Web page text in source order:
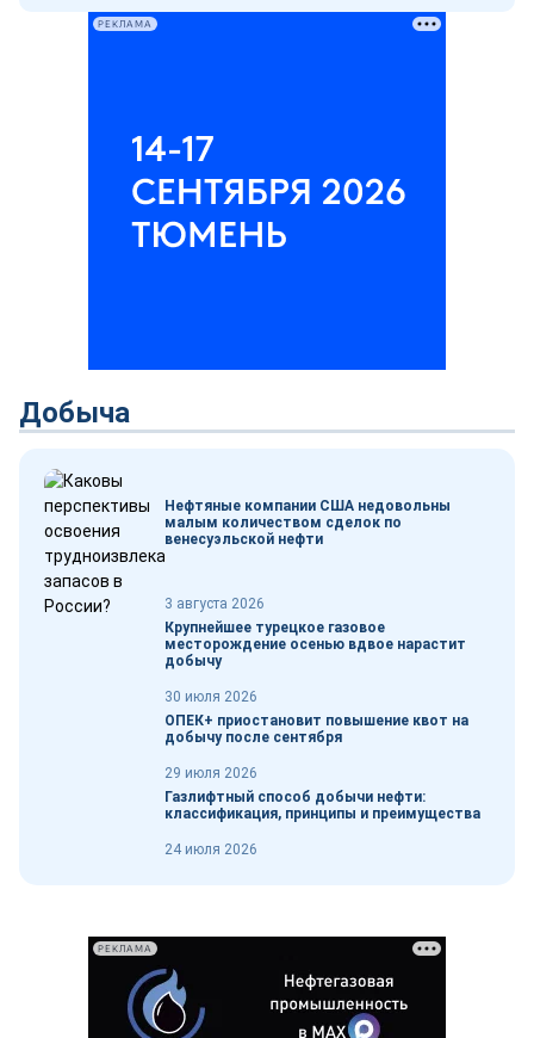
РЕКЛАМА
Добыча
Нефтяные компании США недовольны
малым количеством сделок по
венесуэльской нефти
3 августа 2026
Крупнейшее турецкое газовое
месторождение осенью вдвое нарастит
добычу
30 июля 2026
ОПЕК+ приостановит повышение квот на
добычу после сентября
29 июля 2026
Газлифтный способ добычи нефти:
классификация, принципы и преимущества
24 июля 2026
РЕКЛАМА